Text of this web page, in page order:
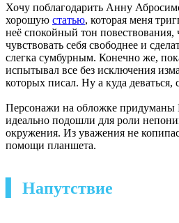
Хочу поблагодарить Анну
хорошую статью, которая меня
неё спокойный тон повествования,
чувствовать себя свободнее и
слегка сумбурным. Конечно же,
испытывал все без исключения
которых писал. Ну а куда деваться,
Персонажи на обложке придуманы
идеально подошли для роли
окружения. Из уважения не
помощи планшета.
▍ Напутствие